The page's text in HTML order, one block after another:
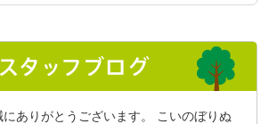
ありがとうございます。 こいのぼりぬ